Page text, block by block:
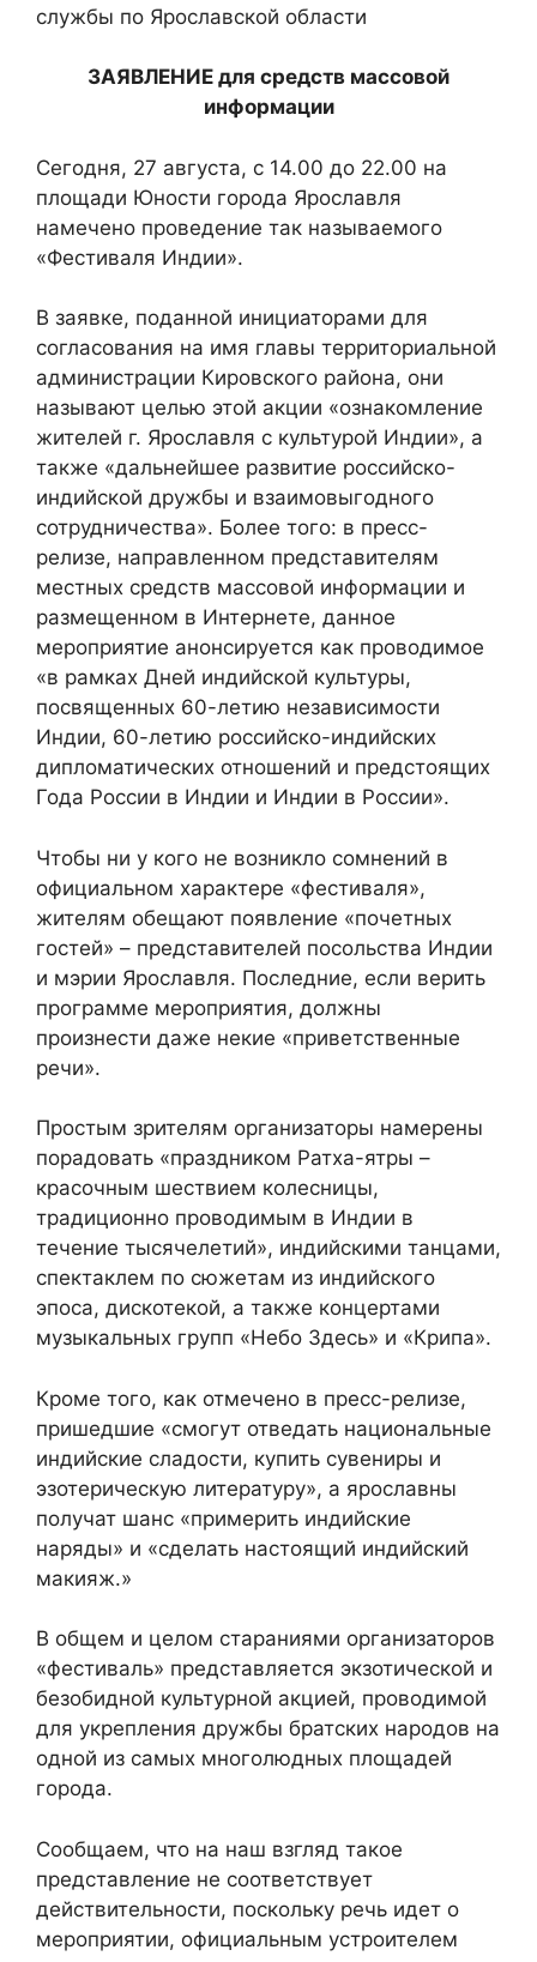
службы по Ярославской области
ЗАЯВЛЕНИЕ для средств массовой
информации
Сегодня, 27 августа, с 14.00 до 22.00 на
площади Юности города Ярославля
намечено проведение так называемого
«Фестиваля Индии».
В заявке, поданной инициаторами для
согласования на имя главы территориальной
администрации Кировского района, они
называют целью этой акции «ознакомление
жителей г. Ярославля с культурой Индии», а
также «дальнейшее развитие российско-
индийской дружбы и взаимовыгодного
сотрудничества». Более того: в пресс-
релизе, направленном представителям
местных средств массовой информации и
размещенном в Интернете, данное
мероприятие анонсируется как проводимое
«в рамках Дней индийской культуры,
посвященных 60-летию независимости
Индии, 60-летию российско-индийских
дипломатических отношений и предстоящих
Года России в Индии и Индии в России».
Чтобы ни у кого не возникло сомнений в
официальном характере «фестиваля»,
жителям обещают появление «почетных
гостей» – представителей посольства Индии
и мэрии Ярославля. Последние, если верить
программе мероприятия, должны
произнести даже некие «приветственные
речи».
Простым зрителям организаторы намерены
порадовать «праздником Ратха-ятры –
красочным шествием колесницы,
традиционно проводимым в Индии в
течение тысячелетий», индийскими танцами,
спектаклем по сюжетам из индийского
эпоса, дискотекой, а также концертами
музыкальных групп «Небо Здесь» и «Крипа».
Кроме того, как отмечено в пресс-релизе,
пришедшие «смогут отведать национальные
индийские сладости, купить сувениры и
эзотерическую литературу», а ярославны
получат шанс «примерить индийские
наряды» и «сделать настоящий индийский
макияж.»
В общем и целом стараниями организаторов
«фестиваль» представляется экзотической и
безобидной культурной акцией, проводимой
для укрепления дружбы братских народов на
одной из самых многолюдных площадей
города.
Сообщаем, что на наш взгляд такое
представление не соответствует
действительности, поскольку речь идет о
мероприятии, официальным устроителем